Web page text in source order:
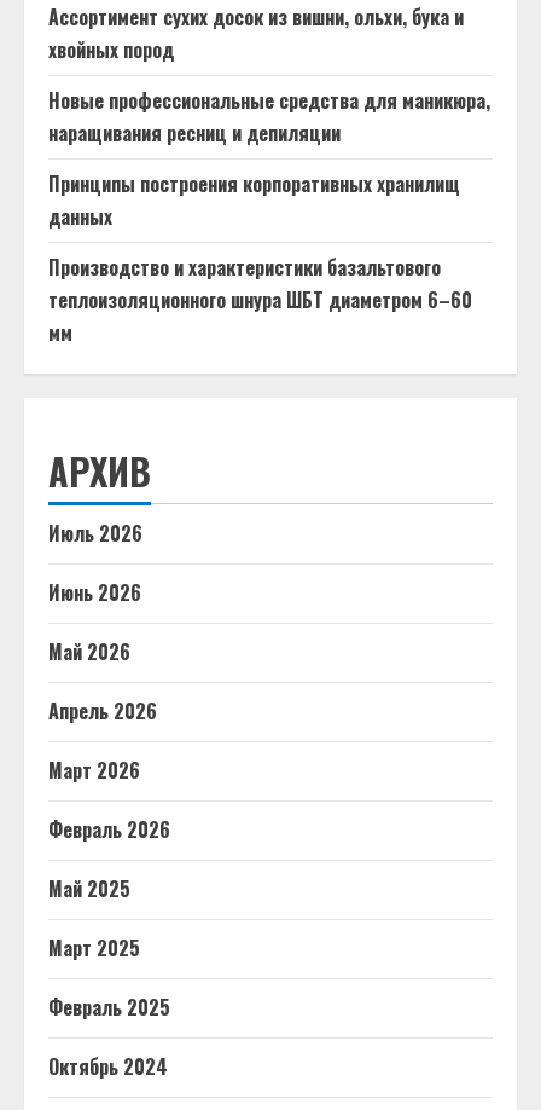
Ассортимент сухих досок из вишни, ольхи, бука и
хвойных пород
Новые профессиональные средства для маникюра,
наращивания ресниц и депиляции
Принципы построения корпоративных хранилищ
данных
Производство и характеристики базальтового
теплоизоляционного шнура ШБТ диаметром 6–60
мм
АРХИВ
Июль 2026
Июнь 2026
Май 2026
Апрель 2026
Март 2026
Февраль 2026
Май 2025
Март 2025
Февраль 2025
Октябрь 2024